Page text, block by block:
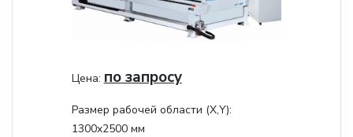
Цена: по запросу
Размер рабочей области (Х,Y):
1300x2500 мм